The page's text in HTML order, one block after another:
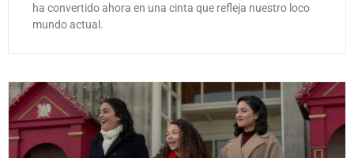
ha convertido ahora en una cinta que refleja nuestro loco
mundo actual.